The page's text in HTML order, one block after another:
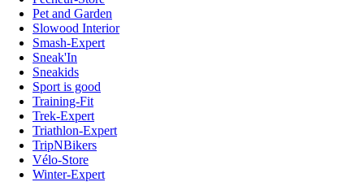
Pet and Garden
Slowood Interior
Smash-Expert
Sneak'In
Sneakids
Sport is good
Training-Fit
Trek-Expert
Triathlon-Expert
TripNBikers
Vélo-Store
Winter-Expert